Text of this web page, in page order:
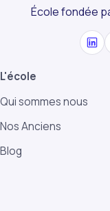
École fondée
L'école
Qui sommes nous
Nos Anciens
Blog